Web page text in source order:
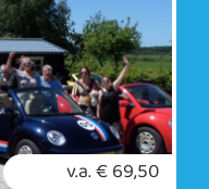
v.a. € 69,50